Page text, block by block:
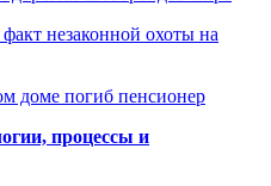
незаконной охоты на
доме погиб пенсионер
процессы и